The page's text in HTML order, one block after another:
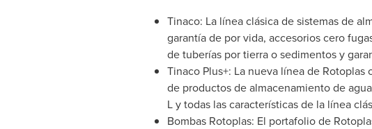
Tinaco: La línea clásica de sistemas de
garantía de por vida, accesorios cero
de tuberías por tierra o sedimentos y
Tinaco Plus+: La nueva línea de
de productos de almacenamiento de
L y todas las características de la línea
Bombas Rotoplas: El portafolio de